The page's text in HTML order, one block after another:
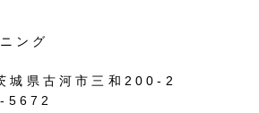
ング
県古河市三和200-2
5672